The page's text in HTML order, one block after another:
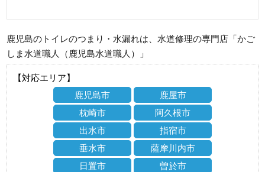
鹿児島のトイレのつまり・水漏れは、水道修理の専門店「かご
しま水道職人（鹿児島水道職人）」
【対応エリア】
鹿児島市
鹿屋市
枕崎市
阿久根市
出水市
指宿市
垂水市
薩摩川内市
日置市
曽於市